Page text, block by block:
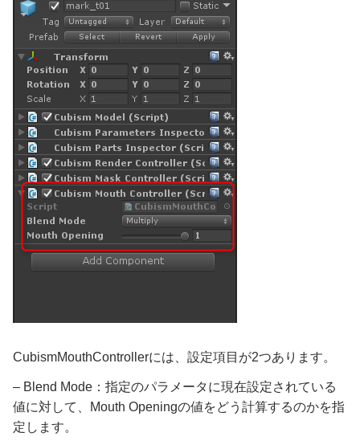
CubismMouthControllerには、設定項目が2つあります。
– Blend Mode：指定のパラメータに現在設定されている
値に対して、Mouth Openingの値をどう計算するのかを指
定します。